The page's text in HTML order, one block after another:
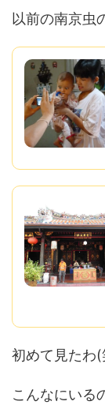
以前の南京虫
初めて見たわ(
こんなにいる